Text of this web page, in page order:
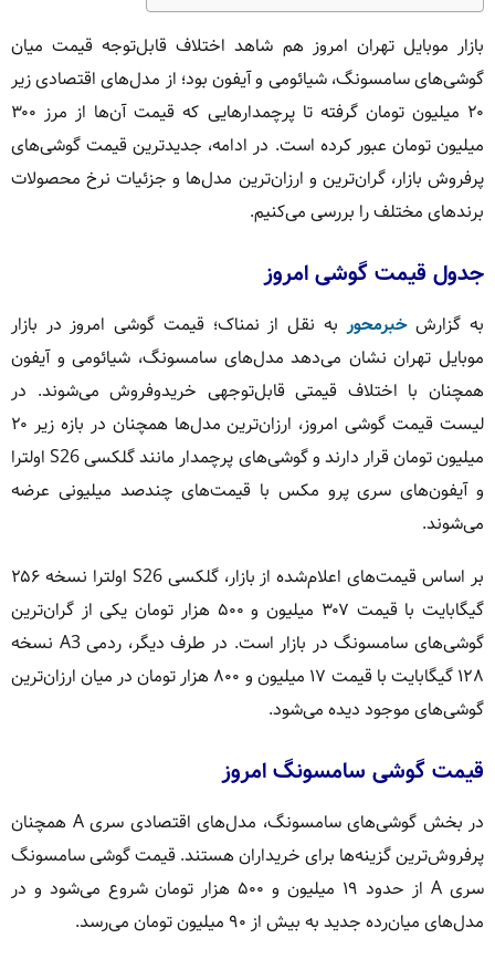
بازار موبایل تهران امروز هم شاهد اختلاف قابل‌توجه قیمت میان
گوشی‌های سامسونگ، شیائومی و آیفون بود؛ از مدل‌های اقتصادی زیر
۲۰ میلیون تومان گرفته تا پرچمدارهایی که قیمت آن‌ها از مرز ۳۰۰
میلیون تومان عبور کرده است. در ادامه، جدیدترین قیمت گوشی‌های
پرفروش بازار، گران‌ترین و ارزان‌ترین مدل‌ها و جزئیات نرخ محصولات
برندهای مختلف را بررسی می‌کنیم.
جدول قیمت گوشی امروز
به گزارشخبرمحور به نقل از نمناک؛ قیمت گوشی امروز در بازار
موبایل تهران نشان می‌دهد مدل‌های سامسونگ، شیائومی و آیفون
همچنان با اختلاف قیمتی قابل‌توجهی خریدوفروش می‌شوند. در
لیست قیمت گوشی امروز، ارزان‌ترین مدل‌ها همچنان در بازه زیر ۲۰
میلیون تومان قرار دارند و گوشی‌های پرچمدار مانند گلکسی S26 اولترا
و آیفون‌های سری پرو مکس با قیمت‌های چندصد میلیونی عرضه
می‌شوند.
بر اساس قیمت‌های اعلام‌شده از بازار، گلکسی S26 اولترا نسخه ۲۵۶
گیگابایت با قیمت ۳۰۷ میلیون و ۵۰۰ هزار تومان یکی از گران‌ترین
گوشی‌های سامسونگ در بازار است. در طرف دیگر، ردمی A3 نسخه
۱۲۸ گیگابایت با قیمت ۱۷ میلیون و ۸۰۰ هزار تومان در میان ارزان‌ترین
گوشی‌های موجود دیده می‌شود.
قیمت گوشی سامسونگ امروز
در بخش گوشی‌های سامسونگ، مدل‌های اقتصادی سری A همچنان
پرفروش‌ترین گزینه‌ها برای خریداران هستند. قیمت گوشی سامسونگ
سری A از حدود ۱۹ میلیون و ۵۰۰ هزار تومان شروع می‌شود و در
مدل‌های میان‌رده جدید به بیش از ۹۰ میلیون تومان می‌رسد.